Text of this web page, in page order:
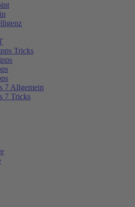
Tricks
7 Allgemein
7 Tricks